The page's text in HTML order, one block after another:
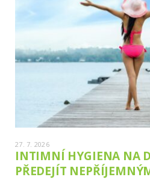
27. 7. 2026
INTIMNÍ HYGIENA NA
PŘEDEJÍT